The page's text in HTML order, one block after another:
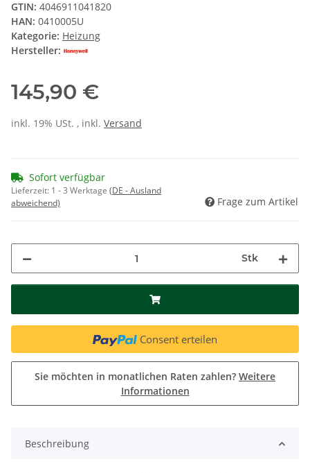
GTIN: 4046911041820
HAN: 0410005U
Kategorie: Heizung
Hersteller:
145,90 €
inkl. 19% USt. , inkl. Versand
Sofort verfügbar
Lieferzeit: 1 - 3 Werktage (DE - Ausland
abweichend)
Frage zum Artikel
Stk
Consent erteilen
Sie möchten in monatlichen Raten zahlen? Weitere
Informationen
Beschreibung